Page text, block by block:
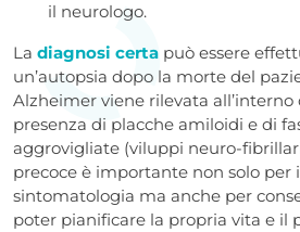
il neurologo.
La diagnosi certa può essere
un’autopsia dopo la morte del
Alzheimer viene rilevata all’interno
presenza di placche amiloidi e di
aggrovigliate (viluppi neuro-
precoce è importante non solo
sintomatologia ma anche per
poter pianificare la propria vita e il